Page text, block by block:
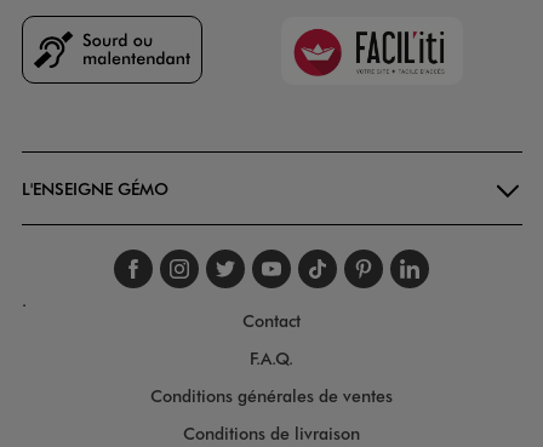
Faciliti
L'ENSEIGNE GÉMO
Suivez-nous sur
Suivez-nous sur
Suivez-nous sur
Suivez-nous
Suivez-nous
Suivez-
.
Contact
F.A.Q.
Conditions générales de ventes
Conditions de livraison